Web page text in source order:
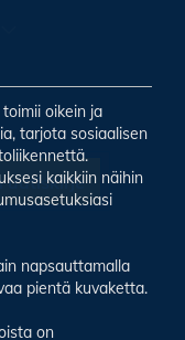
uutiskirje
oikein ja
tarjota sosiaalisen
kaikkiin näihin
napsauttamalla
pientä kuvaketta.
on